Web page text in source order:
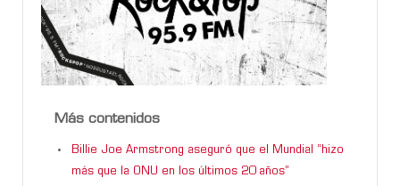
Más contenidos
Billie Joe Armstrong aseguró que el Mundial “hizo
más que la ONU en los últimos 20 años”